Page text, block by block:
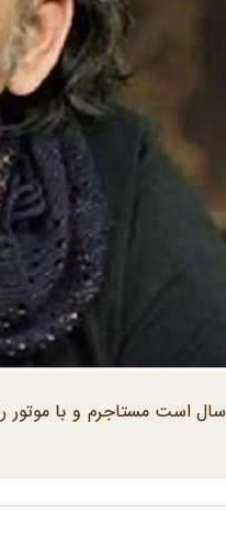
محمدرضا داوودنژاد بازیگر مطرح سینما: ۵۰